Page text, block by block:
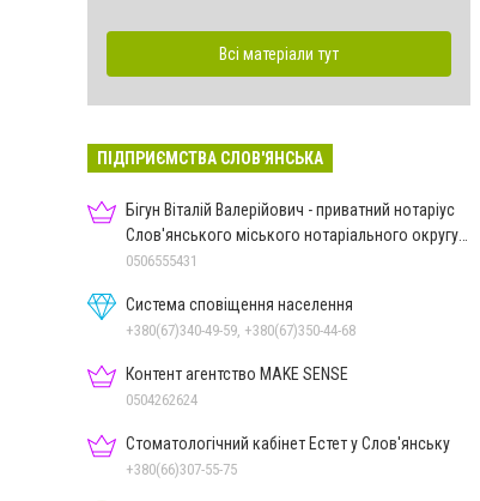
Всі матеріали тут
ПІДПРИЄМСТВА СЛОВ'ЯНСЬКА
Бігун Віталій Валерійович - приватний нотаріус
Слов'янського міського нотаріального округу
Дон.обл.
0506555431
Система сповіщення населення
+380(67)340-49-59, +380(67)350-44-68
Контент агентство MAKE SENSE
0504262624
Стоматологічний кабінет Естет у Слов'янську
+380(66)307-55-75